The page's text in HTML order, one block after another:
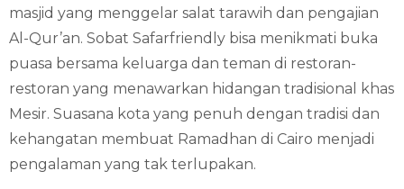
masjid yang menggelar salat tarawih dan pengajian
Al-Qur’an. Sobat Safarfriendly bisa menikmati buka
puasa bersama keluarga dan teman di restoran-
restoran yang menawarkan hidangan tradisional khas
Mesir. Suasana kota yang penuh dengan tradisi dan
kehangatan membuat Ramadhan di Cairo menjadi
pengalaman yang tak terlupakan.